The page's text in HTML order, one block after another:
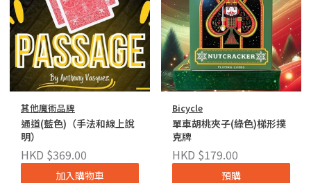
其他魔術品牌
通道(藍色)（手法和線上說
明）
HKD $369.00
加入購物車
Bicycle
單車胡桃夾子(綠色)梯形撲
克牌
HKD $179.00
預購